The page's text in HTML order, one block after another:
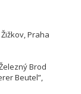
Praha
Brod
Beutel”,